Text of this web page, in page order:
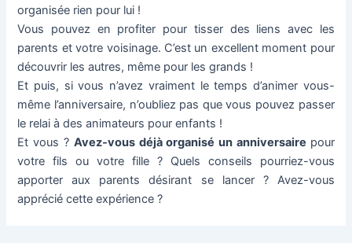
organisée rien pour lui !
Vous pouvez en profiter pour tisser des liens avec les
parents et votre voisinage. C’est un excellent moment pour
découvrir les autres, même pour les grands !
Et puis, si vous n’avez vraiment le temps d’animer vous-
même l’anniversaire, n’oubliez pas que vous pouvez passer
le relai à des animateurs pour enfants !
Et vous ? Avez-vous déjà organisé un anniversaire pour
votre fils ou votre fille ? Quels conseils pourriez-vous
apporter aux parents désirant se lancer ? Avez-vous
apprécié cette expérience ?